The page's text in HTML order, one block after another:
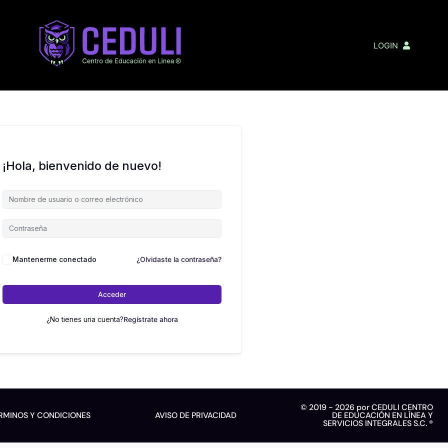
LOGIN
¡Hola, bienvenido de nuevo!
Mantenerme conectado ¿Olvidaste la contraseña?
Acceder
¿No tienes una cuenta?Regístrate ahora
Y CONDICIONES AVISO DE PRIVACIDAD
© 2019 - 2026 por CEDULI CENTRO
DE EDUCACIÓN EN LÍNEA Y
SERVICIOS INTEGRALES S.C. ®